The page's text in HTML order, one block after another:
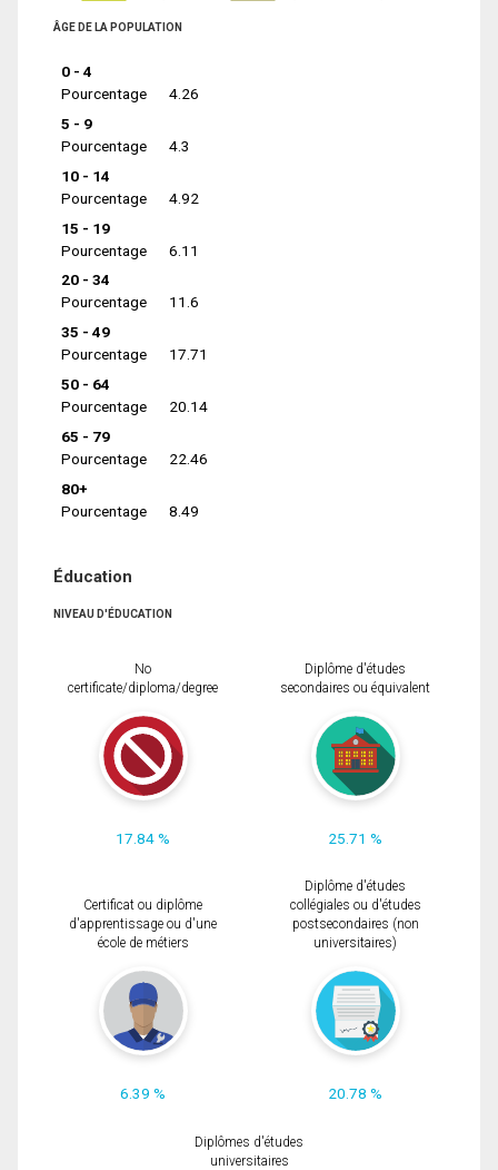
ÂGE DE LA POPULATION
0 - 4
Pourcentage
4.26
5 - 9
Pourcentage
4.3
10 - 14
Pourcentage
4.92
15 - 19
Pourcentage
6.11
20 - 34
Pourcentage
11.6
35 - 49
Pourcentage
17.71
50 - 64
Pourcentage
20.14
65 - 79
Pourcentage
22.46
80+
Pourcentage
8.49
Éducation
NIVEAU D'ÉDUCATION
No
certificate/diploma/degree
17.84 %
Diplôme d'études
secondaires ou équivalent
25.71 %
Certificat ou diplôme
d'apprentissage ou d'une
école de métiers
6.39 %
Diplôme d'études
collégiales ou d'études
postsecondaires (non
universitaires)
20.78 %
Diplômes d'études
universitaires